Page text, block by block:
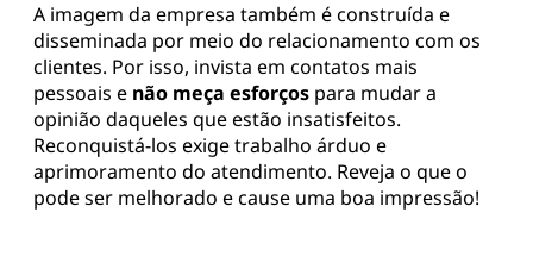
A imagem da empresa também é construída e
disseminada por meio do relacionamento com os
clientes. Por isso, invista em contatos mais
pessoais e não meça esforços para mudar a
opinião daqueles que estão insatisfeitos.
Reconquistá-los exige trabalho árduo e
aprimoramento do atendimento. Reveja o que o
pode ser melhorado e cause uma boa impressão!